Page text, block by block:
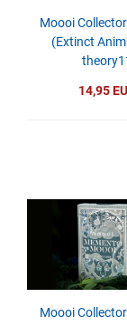
Moooi
(Extinct
14,95
Moooi